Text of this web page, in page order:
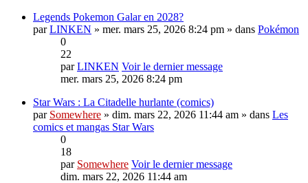
Legends Pokemon Galar en 2028?
parLINKEN » mer. mars 25, 2026 8:24 pm » dans Pokémon
0
22
parLINKEN Voir le dernier message
mer. mars 25, 2026 8:24 pm
Star Wars : La Citadelle hurlante (comics)
par Somewhere » dim. mars 22, 2026 11:44 am » dans Les
comics et mangas Star Wars
0
18
par Somewhere Voir le dernier message
dim. mars 22, 2026 11:44 am